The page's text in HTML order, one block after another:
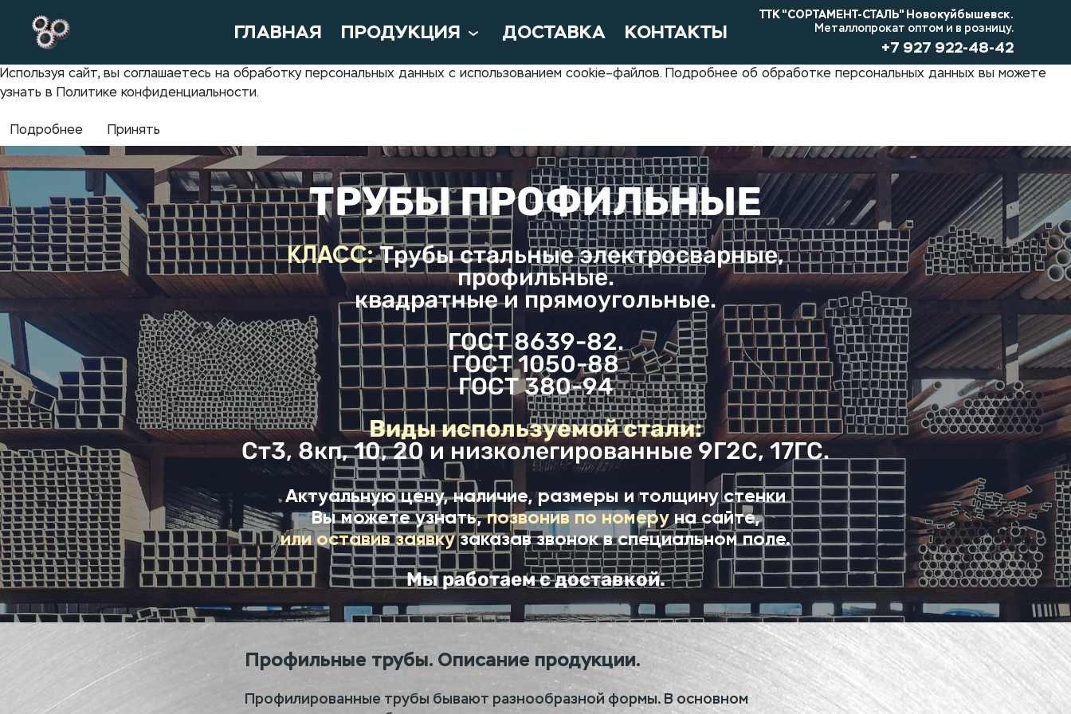
ГЛАВНАЯ ПРОДУКЦИЯ ДОСТАВКА КОНТАКТЫ
ТТК "СОРТАМЕНТ-СТАЛЬ" Новокуйбышевск.
Металлопрокат оптом и в розницу.
+7 927 922-48-42
Используя сайт, вы соглашаетесь на обработку персональных данных с использованием cookie–файлов. Подробнее об обработке персональных данных вы можете
узнать в Политике конфиденциальности.
Подробнее Принять
ТРУБЫ ПРОФИЛЬНЫЕ
КЛАСС:Трубы стальные электросварные,
профильные.
квадратные и прямоугольные.
ГОСТ 8639-82.
ГОСТ 1050-88
ГОСТ 380-94
Виды используемой стали:
Ст3, 8кп, 10, 20 и низколегированные 9Г2С, 17ГС.
Актуальную цену, наличие, размеры и толщину стенки
Вы можете узнать,позвонив по номеруна сайте,
или оставив заявкузаказав звонок в специальном поле.
Мы работаем с доставкой.
Профильные трубы. Описание продукции.
Профилированные трубы бывают разнообразной формы. В основном